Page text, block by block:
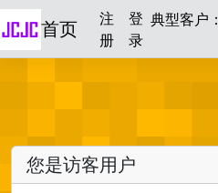
首页
注
册
登
录
典型客户：
您是访客用户